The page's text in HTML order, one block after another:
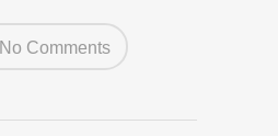
No Comments